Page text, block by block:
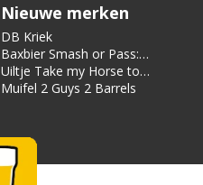
Nieuwe merken
DB Kriek
Baxbier Smash or Pass:
Strata
Uiltje Take my Horse to
the Hotel Room
Muifel 2 Guys 2 Barrels